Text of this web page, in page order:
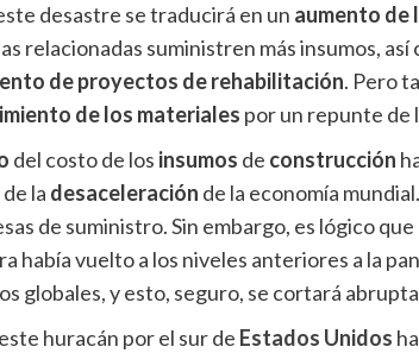
desastre se traducirá en un aumento de
relacionadas suministren más insumos, así
de proyectos de rehabilitación. Pero
de los materiales por un repunte de
del costo de los insumos de construcción
la desaceleración de la economía
de suministro. Sin embargo, es lógico
había vuelto a los niveles anteriores a la
globales, y esto, seguro, se cortará
huracán por el sur de Estados Unidos